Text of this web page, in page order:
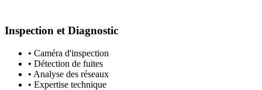
Inspection et Diagnostic
• Caméra d'inspection
• Détection de fuites
• Analyse des réseaux
• Expertise technique